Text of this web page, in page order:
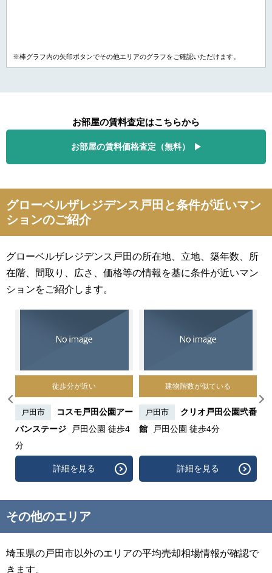
※棒グラフ内の矢印ボタンでその他エリアのグラフをご確認いただけます。
お部屋の賃料査定はこちらから
お部屋の賃料価格査定（無料）
グローベルザレジデンス戸田と条件が近いマン
ションのご紹介
グローベルザレジデンス戸田の所在地、立地、築年数、所
在階、間取り、広さ、価格等の情報を基に条件が近いマン
ションをご紹介します。
徒歩分が近い
戸田市
コスモ戸田公園アー
バンステージ
戸田公園 徒歩4
分
詳細を見る
建物階数が似ている
戸田市
クリオ戸田公園弐番
館
戸田公園 徒歩4分
詳細を見る
その他のエリア
埼玉県の戸田市以外のエリアの平均売却相場情報が確認で
きます。